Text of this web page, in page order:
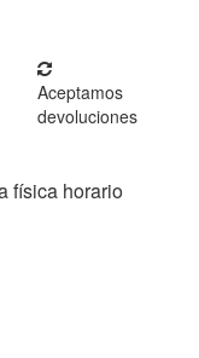
Aceptamos
devoluciones
física horario